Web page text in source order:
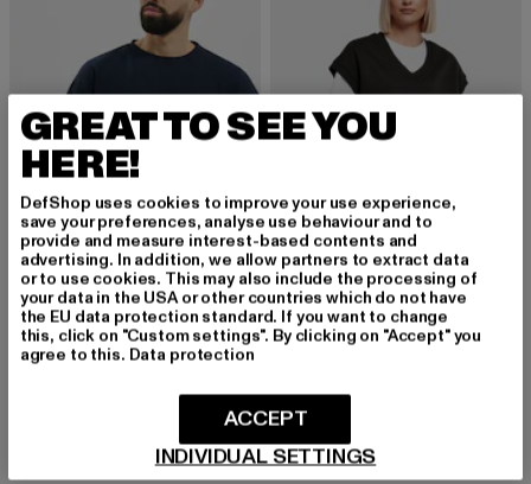
URBAN CLASSICS
Sweat Crewneck
14,00 EUR
Derzeitiger Preis: 14,00 EUR
34,99 EURAktionspreis: 34,99 EUR
URBAN CLASSICS
Ladies Oversized Slipover
14,85 EUR
Derzeitiger Preis: 14,85 EUR
32,99 EURAktionspreis:
Pullover: Ein Muss für jede Jahreszeit
GREAT TO SEE YOU
HERE!
DefShop uses cookies to improve your use experience,
save your preferences, analyse use behaviour and to
provide and measure interest-based contents and
advertising. In addition, we allow partners to extract data
or to use cookies. This may also include the processing of
your data in the USA or other countries which do not have
the EU data protection standard. If you want to change
this, click on "Custom settings". By clicking on "Accept" you
agree to this. Data protection
INDIVIDUAL SETTINGS
ACCEPT